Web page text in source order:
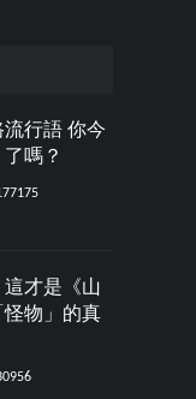
行語 你今
嗎？
才是《山
物」的真